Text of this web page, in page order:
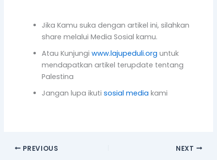
Jika Kamu suka dengan artikel ini, silahkan
share melalui Media Sosial kamu.
Atau Kunjungiwww.lajupeduli.org untuk
mendapatkan artikel terupdate tentang
Palestina
Jangan lupa ikutisosial media kami
PREVIOUS NEXT